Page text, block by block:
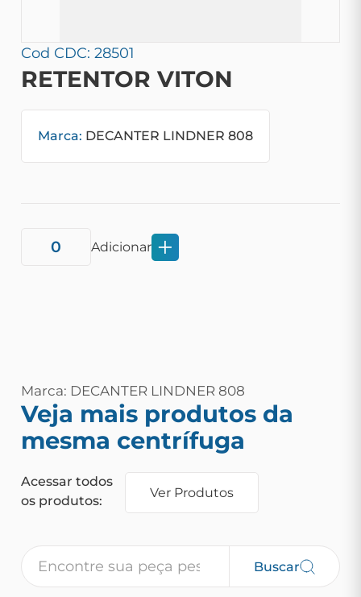
Cod CDC: 28501
RETENTOR VITON
Marca: DECANTER LINDNER 808
Adicionar
Marca: DECANTER LINDNER 808
Veja mais produtos da
mesma centrífuga
Acessar todos
os produtos:
Ver Produtos
Buscar